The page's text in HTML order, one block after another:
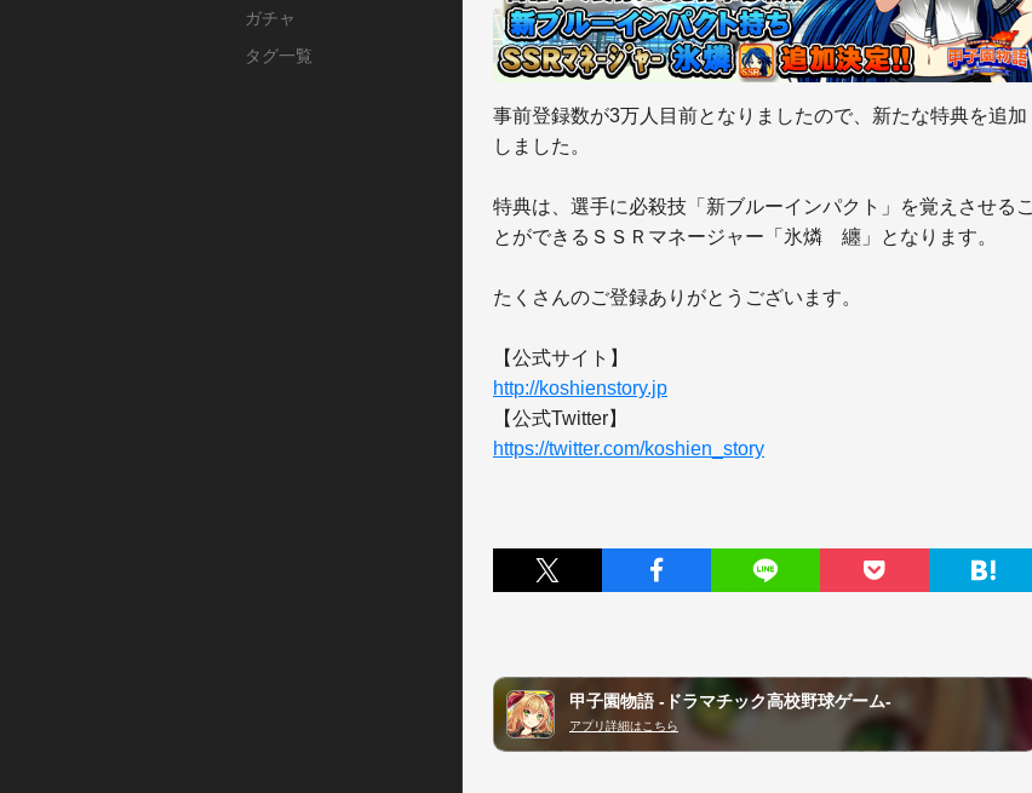
ガチャ
タグ一覧
事前登録数が3万人目前となりましたので、新たな特典を追加
しました。
特典は、選手に必殺技「新ブルーインパクト」を覚えさせるこ
とができるＳＳＲマネージャー「氷燐　纏」となります。
たくさんのご登録ありがとうございます。
http://koshienstory.jp
https://twitter.com/koshien_story
甲子園物語 -ドラマチック高校野球ゲーム-
アプリ詳細はこちら